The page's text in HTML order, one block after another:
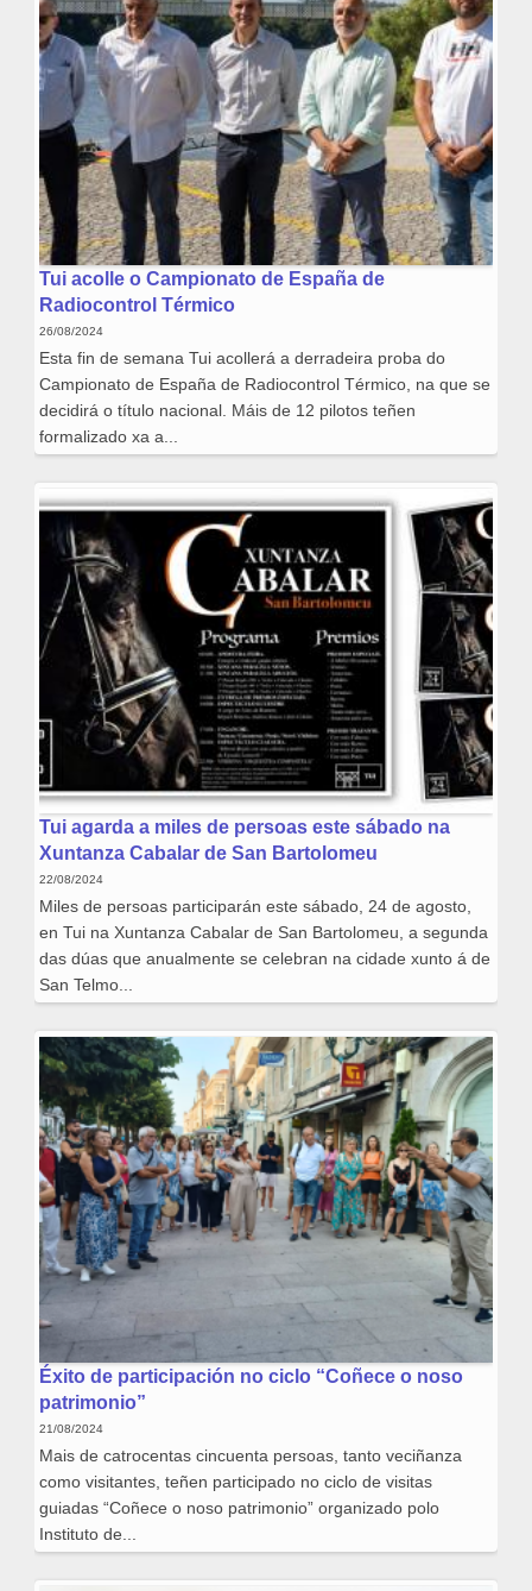
Tui acolle o Campionato de España de
Radiocontrol Térmico
26/08/2024
Esta fin de semana Tui acollerá a derradeira proba do
Campionato de España de Radiocontrol Térmico, na que se
decidirá o título nacional. Máis de 12 pilotos teñen
formalizado xa a...
Tui agarda a miles de persoas este sábado na
Xuntanza Cabalar de San Bartolomeu
22/08/2024
Miles de persoas participarán este sábado, 24 de agosto,
en Tui na Xuntanza Cabalar de San Bartolomeu, a segunda
das dúas que anualmente se celebran na cidade xunto á de
San Telmo...
Éxito de participación no ciclo “Coñece o noso
patrimonio”
21/08/2024
Mais de catrocentas cincuenta persoas, tanto veciñanza
como visitantes, teñen participado no ciclo de visitas
guiadas “Coñece o noso patrimonio” organizado polo
Instituto de...